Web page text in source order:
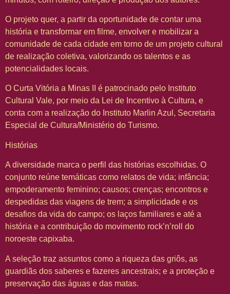
O projeto quer, a partir da oportunidade de contar uma
história e transformar em filme, envolver e mobilizar a
comunidade de cada cidade em torno de um projeto cultural
de realização coletiva, valorizando os talentos e as
potencialidades locais.
O Curta Vitória a Minas II é patrocinado pelo Instituto
Cultural Vale, por meio da Lei de Incentivo à Cultura, e
conta com a realização do Instituto Marlin Azul, Secretaria
Especial de Cultura/Ministério do Turismo.
Histórias
A diversidade marca o perfil das histórias escolhidas. O
conjunto reúne temáticas como relatos de vida; infância;
empoderamento feminino; causos; crenças; encontros e
despedidas das viagens de trem; a simplicidade e os
desafios da vida do campo; os laços familiares e até a
história e a contribuição do movimento rock’n’roll do
noroeste capixaba.
A seleção traz assuntos como a riqueza das griôs, as
guardiãs dos saberes e fazeres ancestrais; e a proteção e
preservação das águas e das matas.